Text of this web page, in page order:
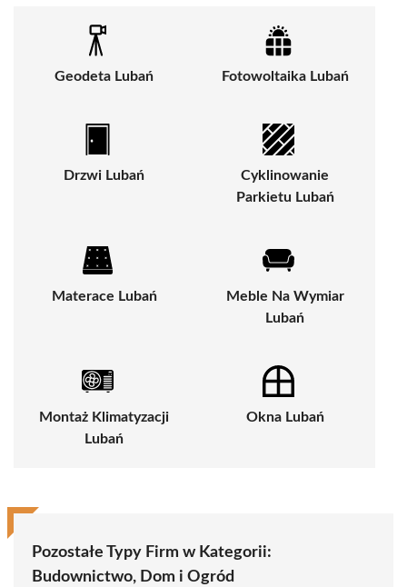
Geodeta Lubań Fotowoltaika Lubań
Drzwi Lubań
Cyklinowanie
Parkietu Lubań
Materace Lubań
Meble Na Wymiar
Lubań
Montaż Klimatyzacji
Lubań
Okna Lubań
Pozostałe Typy Firm w Kategorii:
Budownictwo, Dom i Ogród